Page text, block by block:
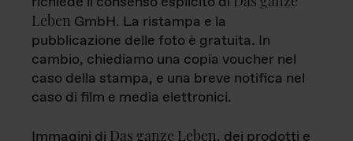
Leben GmbH. La ristampa e la
pubblicazione delle foto è gratuita. In
cambio, chiediamo una copia voucher nel
caso della stampa, e una breve notifica nel
caso di film e media elettronici.
Immagini di Das ganze Leben, dei prodotti e